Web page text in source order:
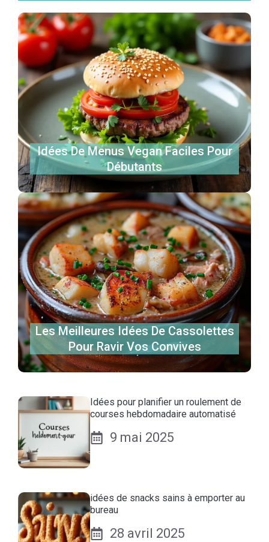
Idées De Menus Vegan Faciles Pour
Débutants
Les Meilleures Idées De Cassolettes
Pour Ravir Vos Convives
Idées pour planifier un roulement de
courses hebdomadaire automatisé
9 mai 2025
idées de snacks sains à emporter au
bureau
28 avril 2025